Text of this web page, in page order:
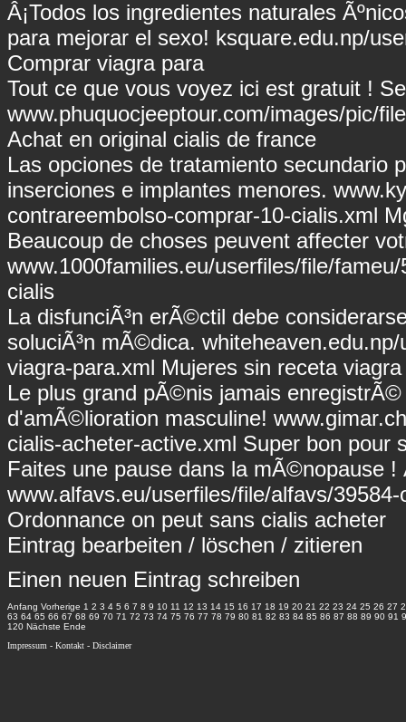
Â¡Todos los ingredientes naturales
para mejorar el sexo! ksquare.edu.np/
Comprar viagra para
Tout ce que vous voyez ici est gratuit !
www.phuquocjeeptour.com/images/pic/
Achat en original cialis de france
Las opciones de tratamiento secundario
inserciones e implantes menores.
contrareembolso-comprar-10-cialis.xml
Beaucoup de choses peuvent affecter
www.1000families.eu/userfiles/file/
cialis
La disfunciÃ³n erÃ©ctil debe
soluciÃ³n mÃ©dica.
viagra-para.xml Mujeres sin receta
Le plus grand pÃ©nis jamais
d'amÃ©lioration masculine!
cialis-acheter-active.xml Super bon pour
Faites une pause dans la mÃ©nopause
www.alfavs.eu/userfiles/file/alfavs/
Ordonnance on peut sans cialis acheter
Eintrag bearbeiten / löschen / zitieren
Einen neuen Eintrag schreiben
Anfang Vorherige 1 2 3 4 5 6 7 8 9 10 11 12 13 14 15 16 17 18 19 20 21 22 23 24 25 26 27
63 64 65 66 67 68 69 70 71 72 73 74 75 76 77 78 79 80 81 82 83 84 85 86 87 88 89 90 91
120 Nächste Ende
Impressum - Kontakt - Disclaimer